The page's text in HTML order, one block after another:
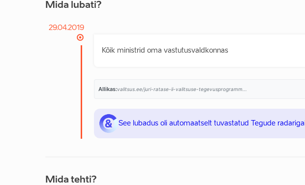
Mida lubati?
29.04.2019
Kõik ministrid oma vastutusvaldkonnas
Allikas:valitsus.ee/juri-ratase-ii-valitsuse-tegevusprogramm...
See lubadus oli automaatselt tuvastatud Tegude radariga
Mida tehti?